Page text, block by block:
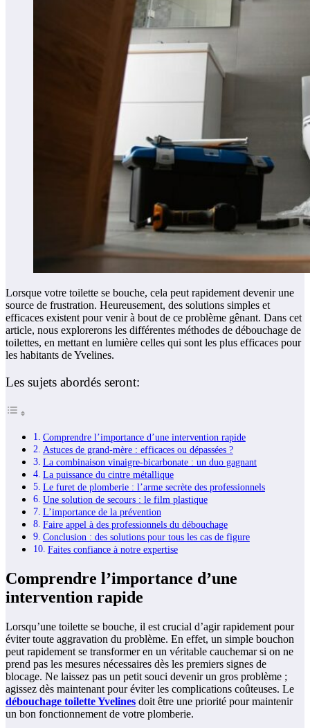
Lorsque votre toilette se bouche, cela peut rapidement devenir une
source de frustration. Heureusement, des solutions simples et
efficaces existent pour venir à bout de ce problème gênant. Dans cet
article, nous explorerons les différentes méthodes de débouchage de
toilettes, en mettant en lumière celles qui sont les plus efficaces pour
les habitants de Yvelines.
Les sujets abordés seront:
Comprendre l’importance d’une intervention rapide
Astuces de grand-mère : efficaces ou dépassées ?
La combinaison vinaigre-bicarbonate : un duo gagnant
La puissance du cintre métallique
Le furet de plomberie : l’arme secrète des professionnels
Une solution de secours : le film plastique
L’importance de la prévention
Faire appel à des professionnels du débouchage
Conclusion : des solutions pour tous les cas de figure
Faites confiance à notre expertise
Comprendre l’importance d’une
intervention rapide
Lorsqu’une toilette se bouche, il est crucial d’agir rapidement pour
éviter toute aggravation du problème. En effet, un simple bouchon
peut rapidement se transformer en un véritable cauchemar si on ne
prend pas les mesures nécessaires dès les premiers signes de
blocage. Ne laissez pas un petit souci devenir un gros problème ;
agissez dès maintenant pour éviter les complications coûteuses. Le
débouchage toilette Yvelines doit être une priorité pour maintenir
un bon fonctionnement de votre plomberie.